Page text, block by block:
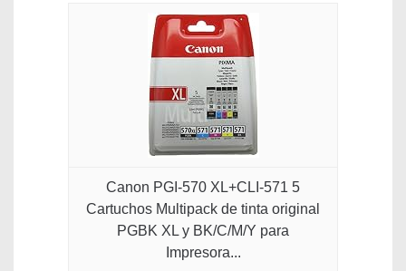
Canon PGI-570 XL+CLI-571 5
Cartuchos Multipack de tinta original
PGBK XL y BK/C/M/Y para
Impresora...